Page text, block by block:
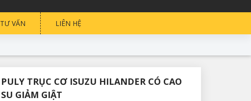
TƯ VẤN LIÊN HỆ
PULY TRỤC CƠ ISUZU HILANDER CÓ CAO
SU GIẢM GIẬT